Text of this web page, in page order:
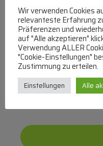
Mit WhatsApp
(MO-DO 8-17, FR
Bei uns können Sie
Überweisung
MasterCard
Wir verwenden Cookies
relevanteste Erfahrung
Präferenzen und
auf "Alle akzeptieren"
Verwendung ALLER
"Cookie-Einstellungen"
Zustimmung zu erteilen.
Einstellungen Alle